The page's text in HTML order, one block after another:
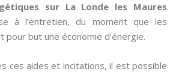
sur La Londe les Maures
à l’entretien, du moment que les
pour but une économie d’énergie.
ces aides et incitations, il est possible